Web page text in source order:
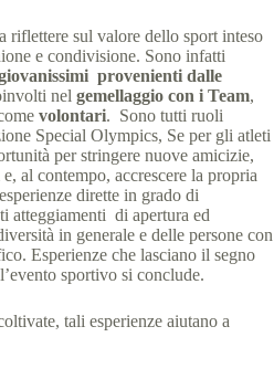
riflettere sul valore dello sport inteso
e condivisione. Sono infatti
provenienti dalle
nel gemellaggio con i Team,
volontari. Sono tutti ruoli
Special Olympics, Se per gli atleti
per stringere nuove amicizie,
al contempo, accrescere la propria
dirette in grado di
atteggiamenti di apertura ed
in generale e delle persone con
Esperienze che lasciano il segno
sportivo si conclude.
tali esperienze aiutano a